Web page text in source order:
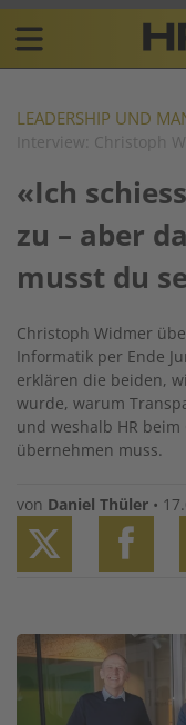
Skip
content
Plattform
für
Resources
navigation
DE
LEADERSHIP UND
Interview: Christoph
«Ich
zu – aber
musst du
Christoph Widmer
Informatik per Ende
erklären die beiden,
wurde, warum
und weshalb HR
übernehmen muss.
von Daniel Thüler •
Image